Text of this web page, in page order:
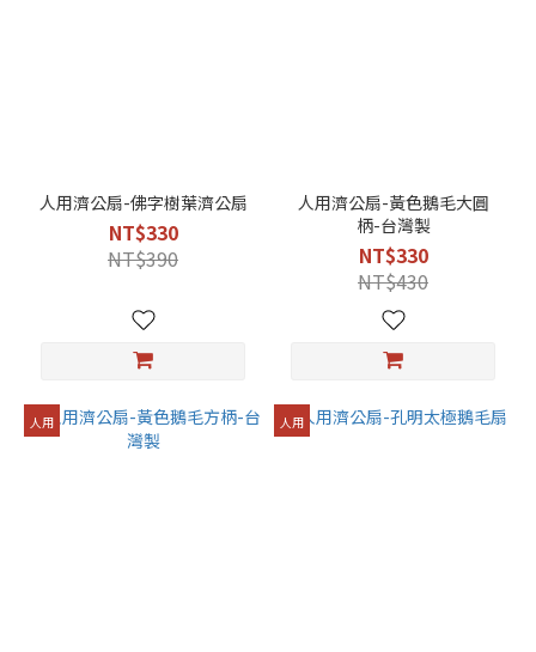
人用濟公扇-佛字樹葉濟公扇
NT$330
NT$390
人用濟公扇-黃色鵝毛大圓
柄-台灣製
NT$330
NT$430
人用 人用